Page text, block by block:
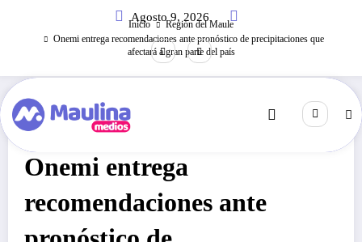
Agosto 9, 2026
Inicio
Región del Maule
Onemi entrega recomendaciones ante pronóstico de precipitaciones que
afectará a gran parte del país
Región Del Maule Visitas
Onemi entrega
recomendaciones ante